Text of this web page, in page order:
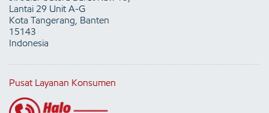
Lantai 29 Unit A-G
Kota Tangerang, Banten
15143
Indonesia
Pusat Layanan Konsumen